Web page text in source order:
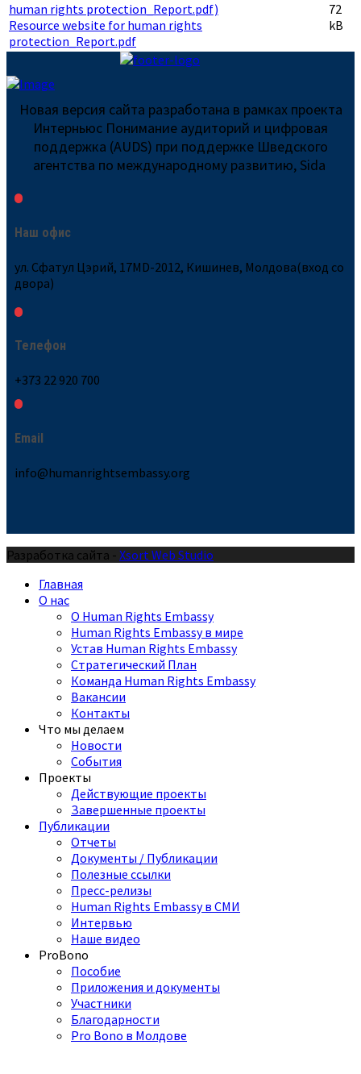
Resource website for human rights
protection_Report.pdf
72
kB
Новая версия сайта разработана в рамках проекта
Интерньюс Понимание аудиторий и цифровая
поддержка (AUDS) при поддержке Шведского
агентства по международному развитию, Sida
Наш офис
ул. Сфатул Цэрий, 17MD-2012, Кишинев, Молдова(вход со
двора)
Телефон
+373 22 920 700
Email
info@humanrightsembassy.org
Разработка сайта - Xsort Web Studio
Главная
О нас
О Human Rights Embassy
Human Rights Embassy в мире
Устав Human Rights Embassy
Стратегический План
Команда Human Rights Embassy
Вакансии
Контакты
Что мы делаем
Новости
События
Проекты
Действующие проекты
Завершенные проекты
Публикации
Отчеты
Документы / Публикации
Полезные ссылки
Пресс-релизы
Human Rights Embassy в СМИ
Интервью
Наше видео
ProBono
Пособие
Приложения и документы
Участники
Благодарности
Pro Bono в Молдове